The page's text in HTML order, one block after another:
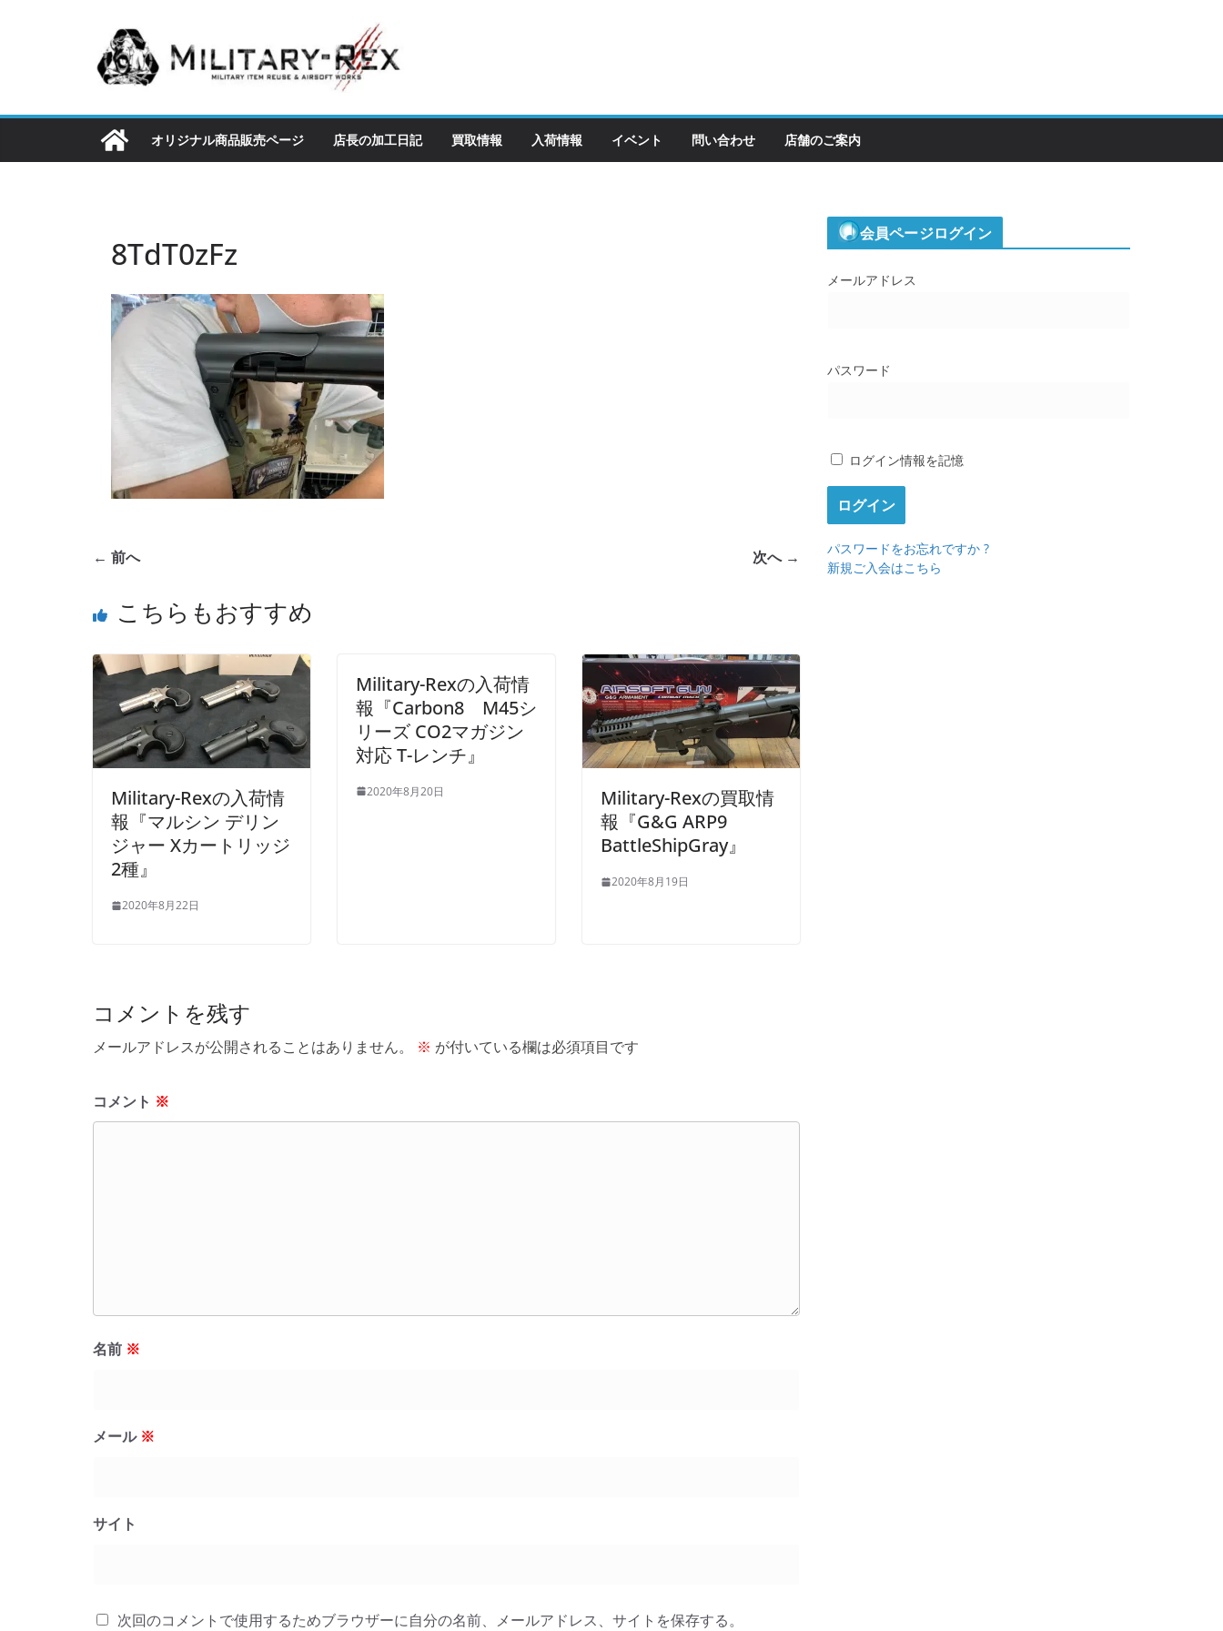
ツ
ス
オリジナル商品販売ページ 店長の加工日記 買取情報 入荷情報 イベント 問い合わせ 店舗のご案内
8TdT0zFz
← 前へ 次へ →
こちらもおすすめ
Military-Rexの入荷情
報『マルシン デリン
ジャー Xカートリッジ
2種』
2020年8月22日
Military-Rexの入荷情
報『Carbon8 M45シ
リーズ CO2マガジン
対応 T-レンチ』
2020年8月20日
Military-Rexの買取情
報『G&G ARP9
BattleShipGray』
2020年8月19日
コメントを残す
メールアドレスが公開されることはありません。 ※ が付いている欄は必須項目です
コメント ※
名前 ※
メール ※
サイト
次回のコメントで使用するためブラウザーに自分の名前、メールアドレス、サイトを保存する。
会員ページログイン
メールアドレス
パスワード
ログイン情報を記憶
パスワードをお忘れですか ?
新規ご入会はこちら